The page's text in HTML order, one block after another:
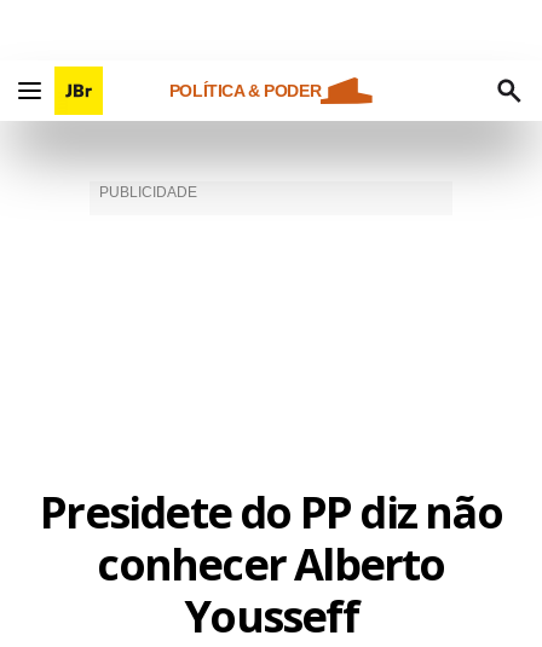
POLÍTICA & PODER
Presidete do PP diz não
conhecer Alberto
Yousseff